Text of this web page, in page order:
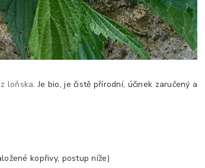
loňska. Je bio, je čistě přírodní, účinek zaručený a
kopřivy, postup níže)